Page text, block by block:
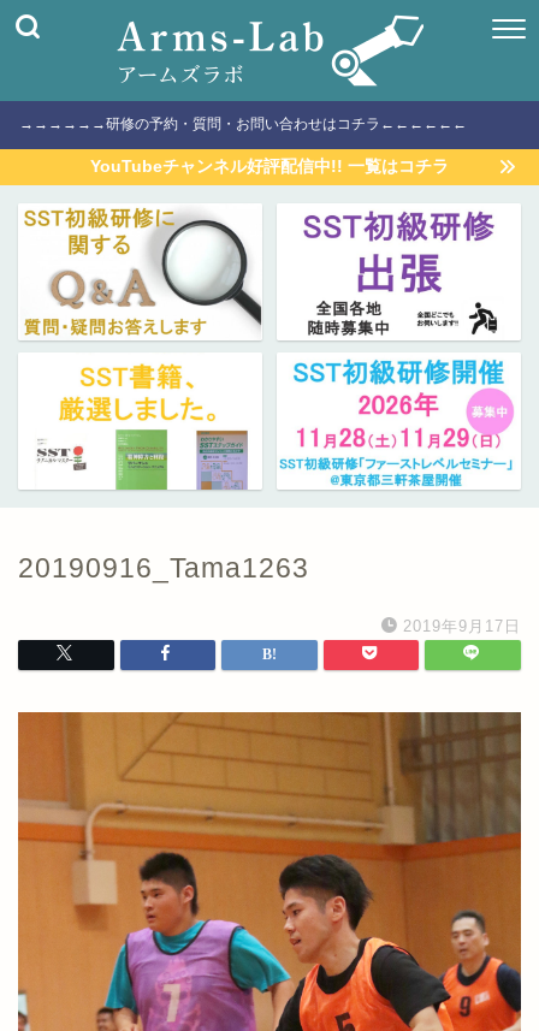
→→→→→→研修の予約・質問・お問い合わせはコチラ←←←←←←
YouTubeチャンネル好評配信中!! 一覧はコチラ
20190916_Tama1263
2019年9月17日